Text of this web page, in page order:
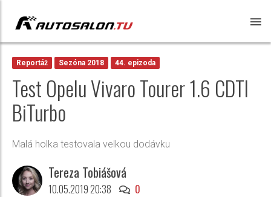
Reportáž Sezóna 2018 44. epizoda
Test Opelu Vivaro Tourer 1.6 CDTI
BiTurbo
Malá holka testovala velkou dodávku
Tereza Tobiášová
10.05.2019 20:38 0